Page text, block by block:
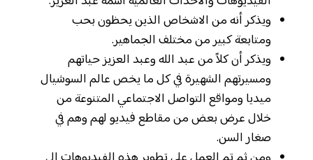
ويذكر أنه من الاشخاص الذين يحظون بحب
ومتابعة كبير من مختلف الجماهير.
ويذكر أن كلاً من عبد الله وعبد العزيز حياتهم
ومسيرتهم الشهيرة في كل ما يخص عالم السوشيال
ميديا ومواقع التواصل الاجتماعي المتنوعة من
خلال عرض بعض من مقاطع فيديو لهم وهم في
صغار السن.